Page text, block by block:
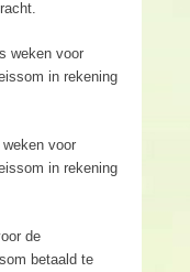
weken voor
in rekening
voor
in rekening
de
betaald te